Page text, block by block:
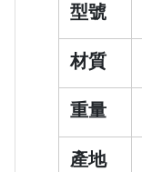
型號
材質
重量
產地